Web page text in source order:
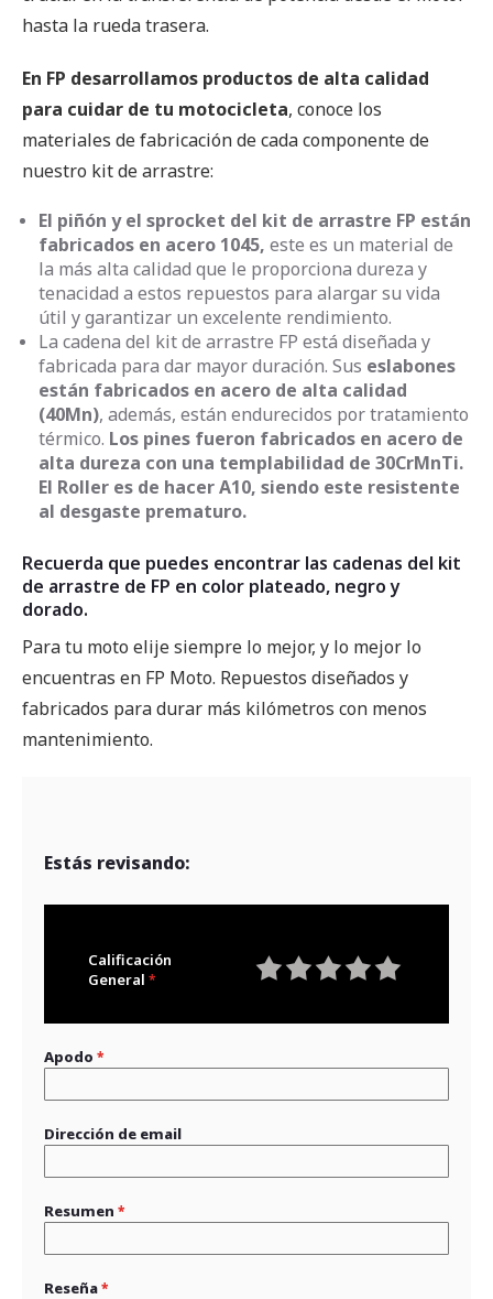
hasta la rueda trasera.
En FP desarrollamos productos de alta calidad
para cuidar de tu motocicleta, conoce los
materiales de fabricación de cada componente de
nuestro kit de arrastre:
El piñón y el sprocket del kit de arrastre FP están
fabricados en acero 1045, este es un material de
la más alta calidad que le proporciona dureza y
tenacidad a estos repuestos para alargar su vida
útil y garantizar un excelente rendimiento.
La cadena del kit de arrastre FP está diseñada y
fabricada para dar mayor duración. Sus eslabones
están fabricados en acero de alta calidad
(40Mn), además, están endurecidos por tratamiento
térmico. Los pines fueron fabricados en acero de
alta dureza con una templabilidad de 30CrMnTi.
El Roller es de hacer A10, siendo este resistente
al desgaste prematuro.
Recuerda que puedes encontrar las cadenas del kit
de arrastre de FP en color plateado, negro y
dorado.
Para tu moto elije siempre lo mejor, y lo mejor lo
encuentras en FP Moto. Repuestos diseñados y
fabricados para durar más kilómetros con menos
mantenimiento.
Estás revisando:
Calificación
General
Apodo
Dirección de email
Resumen
Reseña